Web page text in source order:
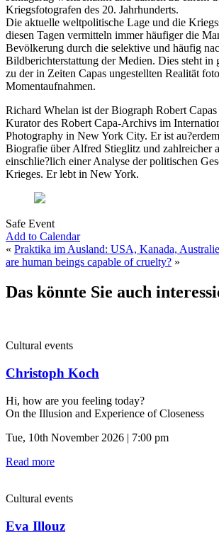
Kriegsfotografen des 20. Jahrhunderts.
Die aktuelle weltpolitische Lage und die
diesen Tagen vermitteln immer häufiger die
Bevölkerung durch die selektive und häufig
Bildberichterstattung der Medien. Dies steht in
zu der in Zeiten Capas ungestellten Realität
Momentaufnahmen.
Richard Whelan ist der Biograph Robert
Kurator des Robert Capa-Archivs im
Photography in New York City. Er ist
Biografie über Alfred Stieglitz und zahlreicher
einschlie?lich einer Analyse der politischen
Krieges. Er lebt in New York.
Safe Event
Add to Calendar
« Praktika im Ausland: USA, Kanada,
are human beings capable of cruelty? »
Das könnte Sie auch
Cultural events
Christoph Koch
Hi, how are you feeling today?
On the Illusion and Experience of Closeness
Tue, 10th November 2026 | 7:00 pm
Read more
Cultural events
Eva Illouz